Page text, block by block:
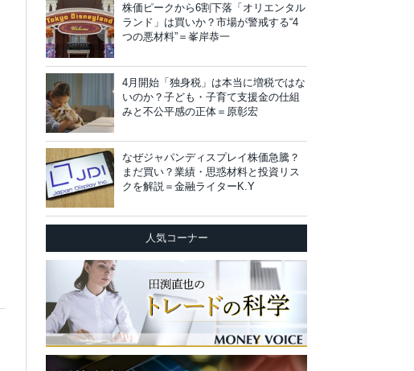
株価ピークから6割下落「オリエンタル
ランド」は買いか？市場が警戒する“4
つの悪材料”＝峯岸恭一
4月開始「独身税」は本当に増税ではな
いのか？子ども・子育て支援金の仕組
みと不公平感の正体＝原彰宏
なぜジャパンディスプレイ株価急騰？
まだ買い？業績・思惑材料と投資リス
クを解説＝金融ライターK.Y
人気コーナー